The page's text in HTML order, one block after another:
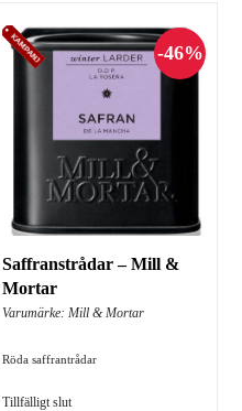
Saffranstrådar – Mill &
Mortar
Varumärke: Mill & Mortar
Röda saffrantrådar
Tillfälligt slut